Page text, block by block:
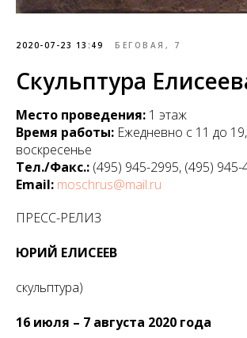
2020-07-23 13:49 БЕГОВАЯ, 7
Скульптура
Место проведения: 1 этаж
Время работы: Ежедневно с 11 до
воскресенье
Тел./Факс.: (495) 945-2995, (495) 945-
Email: moschrus@mail.ru
ПРЕСС-РЕЛИЗ
ЮРИЙ ЕЛИСЕЕВ
скульптура)
16 июля – 7 августа 2020 года